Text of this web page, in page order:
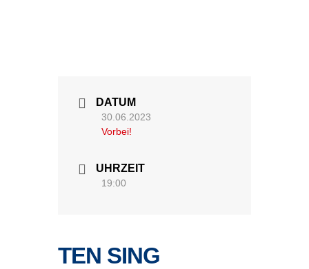
DATUM
30.06.2023
Vorbei!
UHRZEIT
19:00
TEN SING